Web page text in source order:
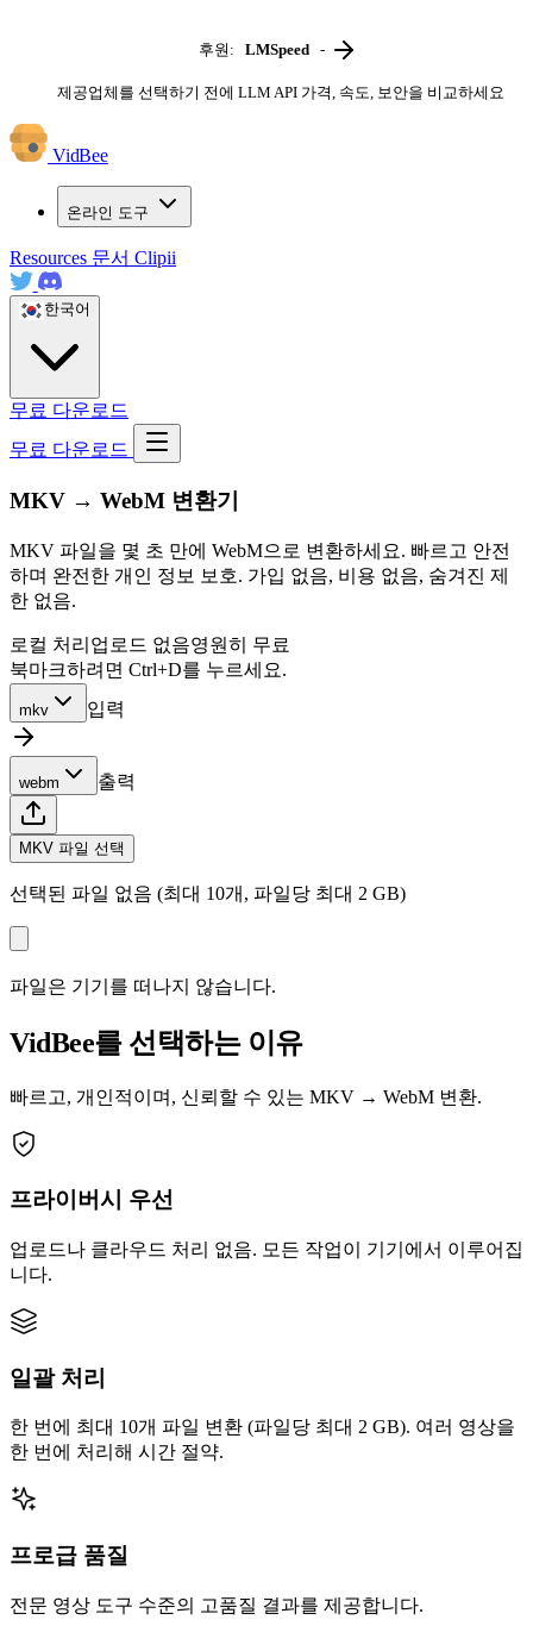
후원: LMSpeed -
제공업체를 선택하기 전에 LLM API 가격, 속도, 보안을 비교하세요
VidBee
온라인 도구
Resources 문서 Clipii
한국어
무료 다운로드
무료 다운로드
MKV → WebM 변환기
MKV 파일을 몇 초 만에 WebM으로 변환하세요. 빠르고 안전
하며 완전한 개인 정보 보호. 가입 없음, 비용 없음, 숨겨진 제
한 없음.
로컬 처리 업로드 없음영원히 무료
북마크하려면 Ctrl+D를 누르세요.
mkv 입력
webm 출력
MKV 파일 선택
선택된 파일 없음 (최대 10개, 파일당 최대 2 GB)
파일은 기기를 떠나지 않습니다.
VidBee를 선택하는 이유
빠르고, 개인적이며, 신뢰할 수 있는 MKV → WebM 변환.
프라이버시 우선
업로드나 클라우드 처리 없음. 모든 작업이 기기에서 이루어집
니다.
일괄 처리
한 번에 최대 10개 파일 변환 (파일당 최대 2 GB). 여러 영상을
한 번에 처리해 시간 절약.
프로급 품질
전문 영상 도구 수준의 고품질 결과를 제공합니다.